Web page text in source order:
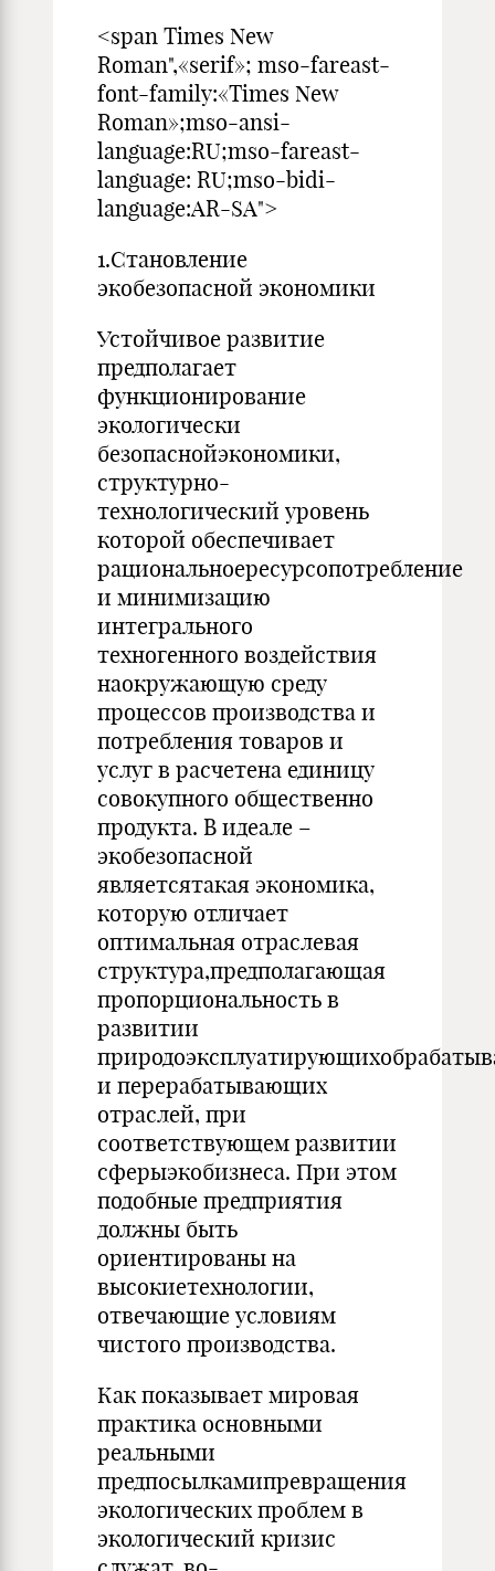
<span Times New
Roman",«serif»; mso-fareast-
font-family:«Times New
Roman»;mso-ansi-
language:RU;mso-fareast-
language: RU;mso-bidi-
language:AR-SA">
1.Становление
экобезопасной экономики
Устойчивое развитие
предполагает
функционирование
экологически
безопаснойэкономики,
структурно-
технологический уровень
которой обеспечивает
рациональноересурсопотребление
и минимизацию
интегрального
техногенного воздействия
наокружающую среду
процессов производства и
потребления товаров и
услуг в расчетена единицу
совокупного общественно
продукта. В идеале –
экобезопасной
являетсятакая экономика,
которую отличает
оптимальная отраслевая
структура,предполагающая
пропорциональность в
развитии
и перерабатывающих
отраслей, при
соответствующем развитии
сферыэкобизнеса. При этом
подобные предприятия
должны быть
ориентированы на
высокиетехнологии,
отвечающие условиям
чистого производства.
Как показывает мировая
практика основными
реальными
предпосылкамипревращения
экологических проблем в
экологический кризис